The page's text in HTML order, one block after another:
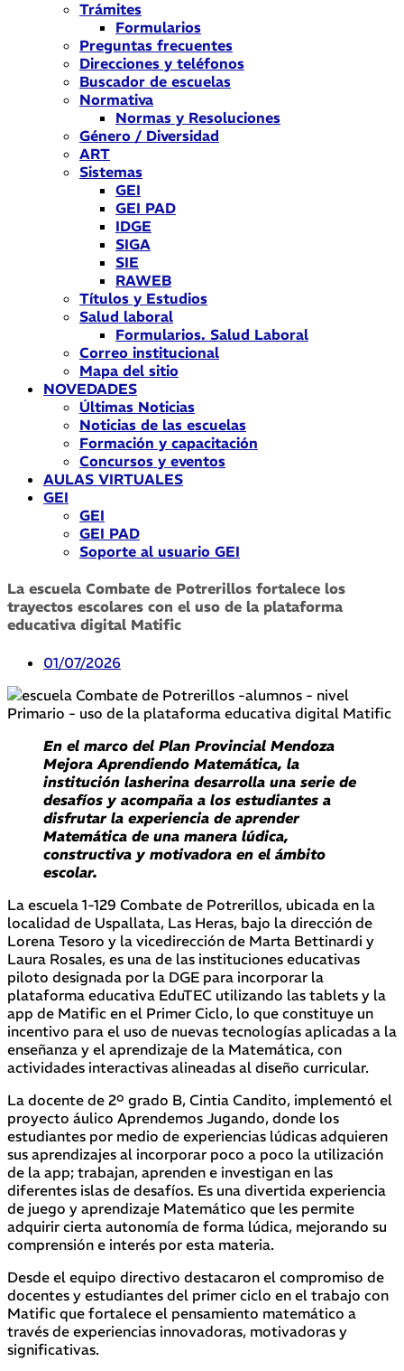
Trámites
Formularios
Preguntas frecuentes
Direcciones y teléfonos
Buscador de escuelas
Normativa
Normas y Resoluciones
Género / Diversidad
ART
Sistemas
GEI
GEI PAD
IDGE
SIGA
SIE
RAWEB
Títulos y Estudios
Salud laboral
Formularios. Salud Laboral
Correo institucional
Mapa del sitio
NOVEDADES
Últimas Noticias
Noticias de las escuelas
Formación y capacitación
Concursos y eventos
AULAS VIRTUALES
GEI
GEI
GEI PAD
Soporte al usuario GEI
La escuela Combate de Potrerillos fortalece los
trayectos escolares con el uso de la plataforma
educativa digital Matific
01/07/2026
En el marco del Plan Provincial Mendoza
Mejora Aprendiendo Matemática, la
institución lasherina desarrolla una serie de
desafíos y acompaña a los estudiantes a
disfrutar la experiencia de aprender
Matemática de una manera lúdica,
constructiva y motivadora en el ámbito
escolar.
La escuela 1-129 Combate de Potrerillos, ubicada en la
localidad de Uspallata, Las Heras, bajo la dirección de
Lorena Tesoro y la vicedirección de Marta Bettinardi y
Laura Rosales, es una de las instituciones educativas
piloto designada por la DGE para incorporar la
plataforma educativa EduTEC utilizando las tablets y la
app de Matific en el Primer Ciclo, lo que constituye un
incentivo para el uso de nuevas tecnologías aplicadas a la
enseñanza y el aprendizaje de la Matemática, con
actividades interactivas alineadas al diseño curricular.
La docente de 2º grado B, Cintia Candito, implementó el
proyecto áulico Aprendemos Jugando, donde los
estudiantes por medio de experiencias lúdicas adquieren
sus aprendizajes al incorporar poco a poco la utilización
de la app; trabajan, aprenden e investigan en las
diferentes islas de desafíos. Es una divertida experiencia
de juego y aprendizaje Matemático que les permite
adquirir cierta autonomía de forma lúdica, mejorando su
comprensión e interés por esta materia.
Desde el equipo directivo destacaron el compromiso de
docentes y estudiantes del primer ciclo en el trabajo con
Matific que fortalece el pensamiento matemático a
través de experiencias innovadoras, motivadoras y
significativas.